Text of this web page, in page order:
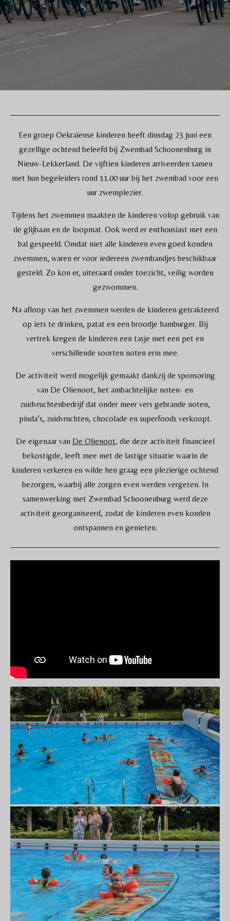
Een groep Oekraïense kinderen heeft dinsdag 23 juni een
gezellige ochtend beleefd bij Zwembad Schoonenburg in
Nieuw-Lekkerland. De vijftien kinderen arriveerden samen
met hun begeleiders rond 11.00 uur bij het zwembad voor een
uur zwemplezier.
Tijdens het zwemmen maakten de kinderen volop gebruik van
de glijbaan en de loopmat. Ook werd er enthousiast met een
bal gespeeld. Omdat niet alle kinderen even goed konden
zwemmen, waren er voor iedereen zwembandjes beschikbaar
gesteld. Zo kon er, uiteraard onder toezicht, veilig worden
gezwommen.
Na afloop van het zwemmen werden de kinderen getrakteerd
op iets te drinken, patat en een broodje hamburger. Bij
vertrek kregen de kinderen een tasje met een pet en
verschillende soorten noten erin mee.
De activiteit werd mogelijk gemaakt dankzij de sponsoring
van De Olienoot, het ambachtelijke noten- en
zuidvruchtenbedrijf dat onder meer vers gebrande noten,
pinda’s, zuidvruchten, chocolade en superfoods verkoopt.
De eigenaar van De Olienoot, die deze activiteit financieel
bekostigde, leeft mee met de lastige situatie waarin de
kinderen verkeren en wilde hen graag een plezierige ochtend
bezorgen, waarbij alle zorgen even werden vergeten. In
samenwerking met Zwembad Schoonenburg werd deze
activiteit georganiseerd, zodat de kinderen even konden
ontspannen en genieten.